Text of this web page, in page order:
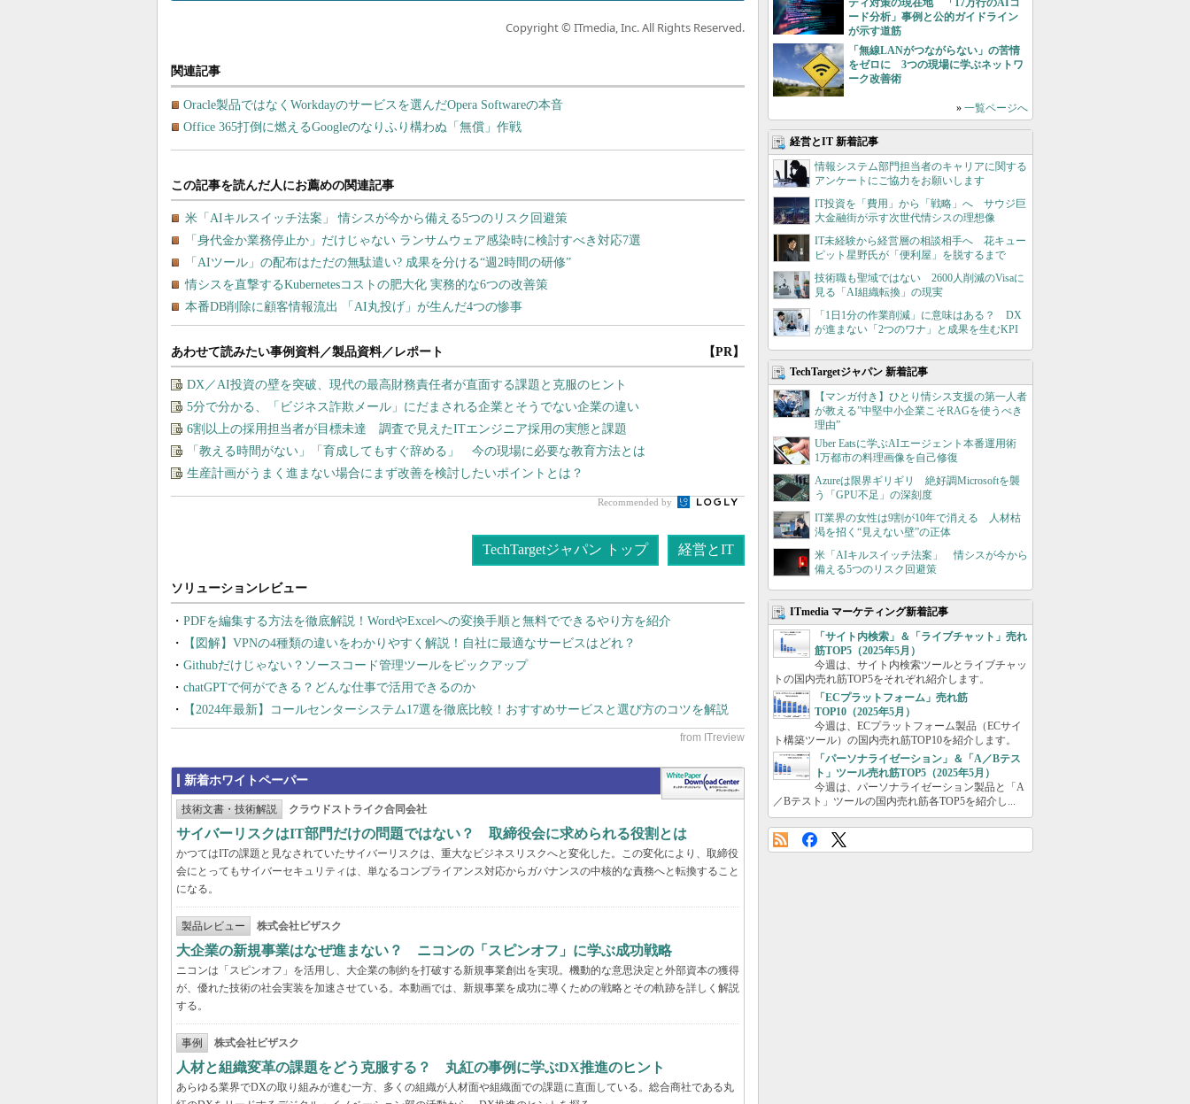
Copyright © ITmedia, Inc. All Rights Reserved.
関連記事
Oracle製品ではなくWorkdayのサービスを選んだOpera Softwareの本音
Office 365打倒に燃えるGoogleのなりふり構わぬ「無償」作戦
あわせて読みたい事例資料／製品資料／レポート 【PR】
DX／AI投資の壁を突破、現代の最高財務責任者が直面する課題と克服のヒント
5分で分かる、「ビジネス詐欺メール」にだまされる企業とそうでない企業の違い
6割以上の採用担当者が目標未達 調査で見えたITエンジニア採用の実態と課題
「教える時間がない」「育成してもすぐ辞める」 今の現場に必要な教育方法とは
生産計画がうまく進まない場合にまず改善を検討したいポイントとは？
Recommended by
TechTargetジャパン トップ 経営とIT
PDFを編集する方法を徹底解説！WordやExcelへの変換手順と無料でできるやり方を紹介
【図解】VPNの4種類の違いをわかりやすく解説！自社に最適なサービスはどれ？
Githubだけじゃない？ソースコード管理ツールをピックアップ
chatGPTで何ができる？どんな仕事で活用できるのか
【2024年最新】コールセンターシステム17選を徹底比較！おすすめサービスと選び方のコツを解説
新着ホワイトペーパー
技術文書・技術解説 クラウドストライク合同会社
サイバーリスクはIT部門だけの問題ではない？ 取締役会に求められる役割とは
かつてはITの課題と見なされていたサイバーリスクは、重大なビジネスリスクへと変化した。この変化により、取締役
会にとってもサイバーセキュリティは、単なるコンプライアンス対応からガバナンスの中核的な責務へと転換すること
になる。
製品レビュー 株式会社ビザスク
大企業の新規事業はなぜ進まない？ ニコンの「スピンオフ」に学ぶ成功戦略
ニコンは「スピンオフ」を活用し、大企業の制約を打破する新規事業創出を実現。機動的な意思決定と外部資本の獲得
が、優れた技術の社会実装を加速させている。本動画では、新規事業を成功に導くための戦略とその軌跡を詳しく解説
する。
事例 株式会社ビザスク
人材と組織変革の課題をどう克服する？ 丸紅の事例に学ぶDX推進のヒント
あらゆる業界でDXの取り組みが進む一方、多くの組織が人材面や組織面での課題に直面している。総合商社である丸
ティ対策の現在地 「17万行のAIコ
ード分析」事例と公的ガイドライン
が示す道筋
「無線LANがつながらない」の苦情
をゼロに 3つの現場に学ぶネットワ
ーク改善術
» 一覧ページへ
経営とIT 新着記事
情報システム部門担当者のキャリアに関する
アンケートにご協力をお願いします
IT投資を「費用」から「戦略」へ サウジ巨
大金融街が示す次世代情シスの理想像
IT未経験から経営層の相談相手へ 花キュー
ピット星野氏が「便利屋」を脱するまで
技術職も聖域ではない 2600人削減のVisaに
見る「AI組織転換」の現実
「1日1分の作業削減」に意味はある？ DX
が進まない「2つのワナ」と成果を生むKPI
TechTargetジャパン 新着記事
【マンガ付き】ひとり情シス支援の第一人者
が教える”中堅中小企業こそRAGを使うべき
理由”
Uber Eatsに学ぶAIエージェント本番運用術
1万都市の料理画像を自己修復
Azureは限界ギリギリ 絶好調Microsoftを襲
う「GPU不足」の深刻度
IT業界の女性は9割が10年で消える 人材枯
渇を招く“見えない壁”の正体
米「AIキルスイッチ法案」 情シスが今から
備える5つのリスク回避策
ITmedia マーケティング新着記事
「サイト内検索」＆「ライブチャット」売れ
筋TOP5（2025年5月）
今週は、サイト内検索ツールとライブチャッ
トの国内売れ筋TOP5をそれぞれ紹介します。
「ECプラットフォーム」売れ筋
TOP10（2025年5月）
今週は、ECプラットフォーム製品（ECサイ
ト構築ツール）の国内売れ筋TOP10を紹介します。
「パーソナライゼーション」＆「A／Bテス
ト」ツール売れ筋TOP5（2025年5月）
今週は、パーソナライゼーション製品と「A
／Bテスト」ツールの国内売れ筋各TOP5を紹介し...